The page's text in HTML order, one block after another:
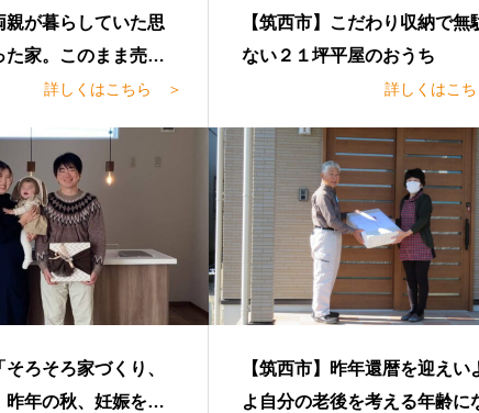
親が暮らしていた思
た家。このまま売却
？でも手放すの
詳しくはこちら ＞
【筑西市】こだわり収納で無
ない２１坪平屋のおうち
詳しくはこ
そろそろ家づくり、
昨年の秋、妊娠をき
【筑西市】昨年還暦を迎えい
よ自分の老後を考える年齢に